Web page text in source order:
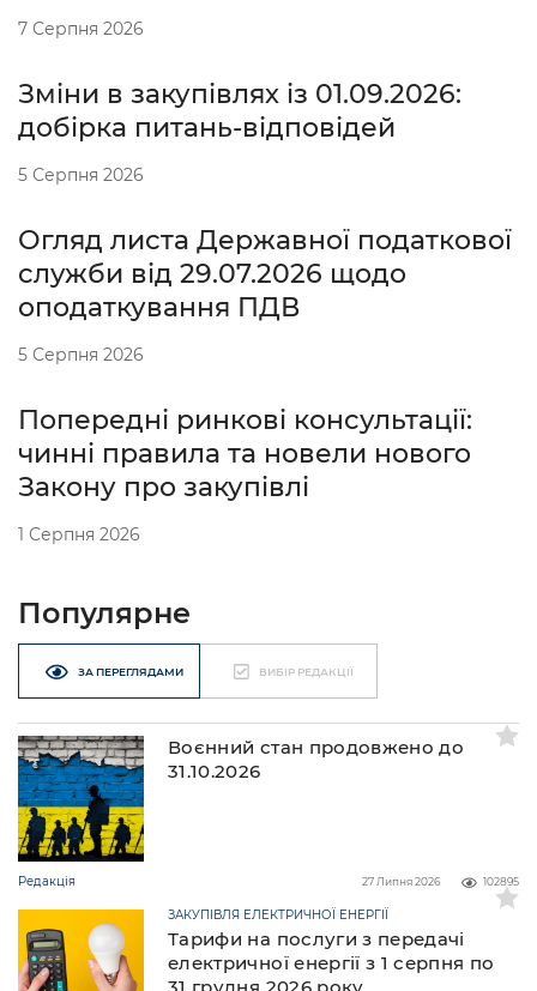
7 Серпня 2026
Зміни в закупівлях із 01.09.2026:
добірка питань-відповідей
5 Серпня 2026
Огляд листа Державної податкової
служби від 29.07.2026 щодо
оподаткування ПДВ
5 Серпня 2026
Попередні ринкові консультації:
чинні правила та новели нового
Закону про закупівлі
1 Серпня 2026
Популярне
ЗА ПЕРЕГЛЯДАМИ ВИБІР РЕДАКЦІЇ
Воєнний стан продовжено до
31.10.2026
Редакція 102895
27 Липня 2026
Тарифи на послуги з передачі
електричної енергії з 1 серпня по
ЗАКУПІВЛЯ ЕЛЕКТРИЧНОЇ ЕНЕРГІЇ